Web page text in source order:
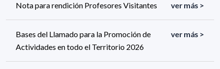
Nota para rendición Profesores Visitantes ver más >
Bases del Llamado para la Promoción de
Actividades en todo el Territorio 2026
ver más >